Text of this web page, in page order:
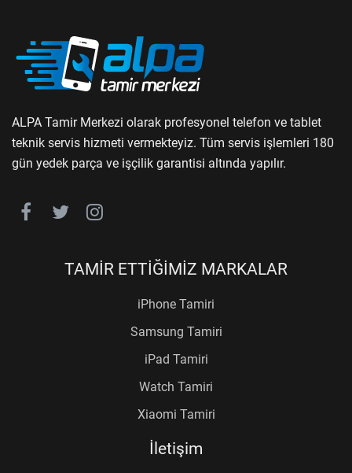
ALPA Tamir Merkezi olarak profesyonel telefon ve tablet
teknik servis hizmeti vermekteyiz. Tüm servis işlemleri 180
gün yedek parça ve işçilik garantisi altında yapılır.
TAMİR ETTİĞİMİZ MARKALAR
iPhone Tamiri
Samsung Tamiri
iPad Tamiri
Watch Tamiri
Xiaomi Tamiri
İletişim